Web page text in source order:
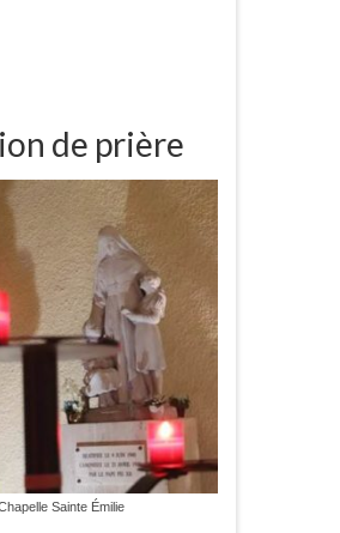
de prière
Sainte Émilie